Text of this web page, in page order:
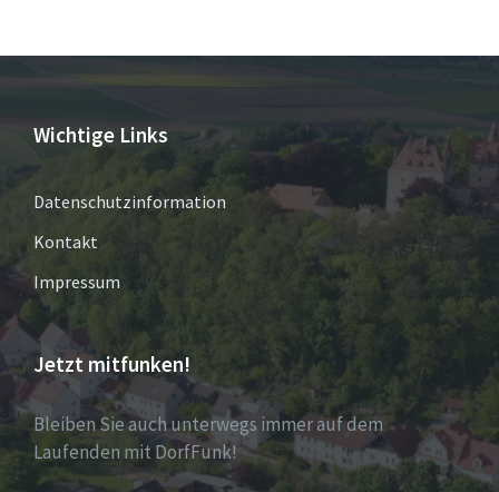
Wichtige Links
Datenschutzinformation
Kontakt
Impressum
Jetzt mitfunken!
Bleiben Sie auch unterwegs immer auf dem
Laufenden mit DorfFunk!